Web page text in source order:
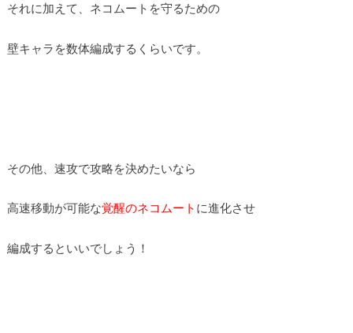
それに加えて、ネコムートを守るための
壁キャラを数体編成するくらいです。
その他、速攻で攻略を決めたいなら
高速移動が可能な覚醒のネコムート に進化させ
編成するといいでしょう！